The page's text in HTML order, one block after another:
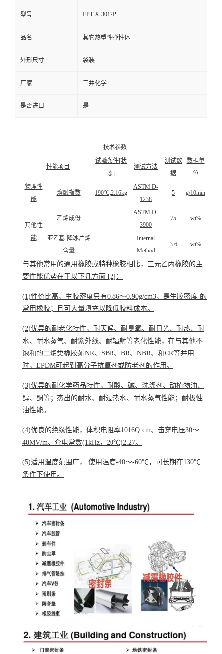
型号 EPT X-3012P
品名 其它热塑性弹性体
外形尺寸 袋装
厂家 三井化学
是否进口 是
技术参数
性能项目
试验条件[状
态]
测试方法
测试数
据
数据单
位
物理性
能
熔融指数 190℃,2.16kg
ASTM D-
1238
5 g/10min
其他性
能
乙烯成份
ASTM D-
3900
75 wt%
亚乙基-降冰片烯
含量
Internal
Method
3.6 wt%
与其他常用的通用橡胶或特种橡胶相比，三元乙丙橡胶的主
要性能优势在于以下几方面 [2] ：
(1)性价比高，生胶密度只有0.86～0.90g/cm3，是生胶密度 的
常用橡胶；且可大量填充以降低胶料成本。
(2)优异的耐老化特性，耐天候、耐臭氧、耐日光、耐热、耐
水、耐水蒸气、耐紫外线、耐辐射等老化性能，在与其他不
饱和的二烯类橡胶如NR、SBR、BR、NBR、和CR等并用
时，EPDM可起到高分子抗氧剂或防老剂的作用。
(3)优异的耐化学药品特性，耐酸、碱、洗涤剂、动植物油、
醇、酮等；杰出的耐水、耐过热水、耐水蒸气性能；耐极性
油性能。
(4)优良的绝缘性能，体积电阻率1016Q·cm、击穿电压30～
40MV/m、介电常数(1kHz，20℃)2.27。
(5)适用温度范围广， 使用温度-40～-60℃，可长期在130℃
条件下使用。